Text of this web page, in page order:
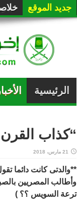
جديد الموقع
الرئيسية
“كذاب
21 مارس، 2018
**والدتى كانت دائما
وأطالب المصريين
ترعة السويس ؟؟ )